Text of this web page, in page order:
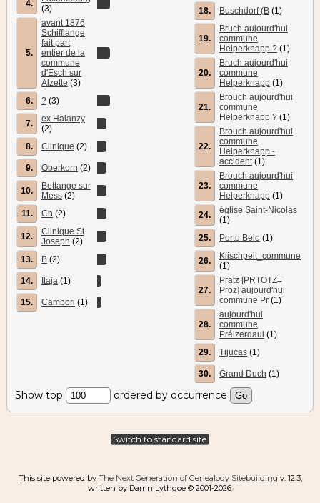
4.
(3)
5.
avant 1876
Schifflange
fait part
entier de la
commune
d'Esch sur
Alzette (3)
6.
? (3)
7.
ex Halanzy
(2)
8.
Clinique (2)
9. Oberkorn (2)
10.
Bettange sur
Mess (2)
11.
Ch (2)
12.
Clinique St
Joseph (2)
13.
B (2)
14. Itaja (1)
15. Cambori (1)
18.
Buschdorf (B (1)
19.
Bruch aujourd'hui
commune
Helperknapp ? (1)
20.
Bruch aujourd'hui
commune
Helperknapp (1)
21.
Brouch aujourd'hui
commune
Helperknapp ? (1)
22.
Brouch aujourd'hui
commune
Helperknapp -
accident (1)
23.
Brouch aujourd'hui
commune
Helperknapp (1)
24.
église Saint-Nicolas
(1)
25.
Porto Belo (1)
26.
Kiischpelt_commune
(1)
27.
Pratz [PRTOTZ=
Proz] aujourd'hui
commune Pr (1)
28.
aujourd'hui
commune
Préizerdaul (1)
29.
Tijucas (1)
30. Grand Duch (1)
Show top ordered by occurrence
Switch to standard site
This site powered by The Next Generation of Genealogy Sitebuilding v. 12.3,
written by Darrin Lythgoe © 2001-2026.